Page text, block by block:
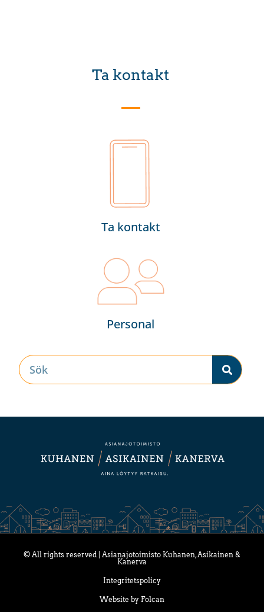
Ta kontakt
Ta kontakt
Personal
© All rights reserved | Asianajotoimisto Kuhanen, Asikainen &
Kanerva
Integritetspolicy
Website by Folcan